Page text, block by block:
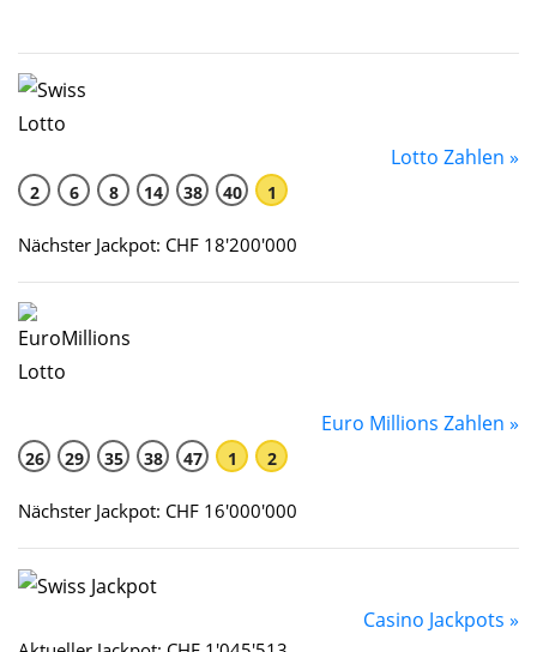
Lotto Zahlen »
2 6 8 14 38 40 1
Nächster Jackpot: CHF 18'200'000
Euro Millions Zahlen »
26 29 35 38 47 1 2
Nächster Jackpot: CHF 16'000'000
Casino Jackpots »